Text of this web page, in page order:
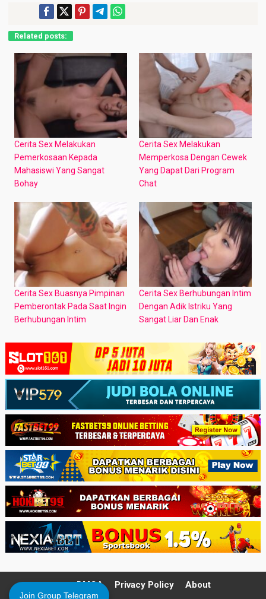
Related posts:
Cerita Sex Melakukan
Pemerkosaan Kepada
Mahasiswi Yang Sangat
Bohay
Cerita Sex Melakukan
Memperkosa Dengan Cewek
Yang Dapat Dari Program
Chat
Cerita Sex Buasnya Pimpinan
Pemberontak Pada Saat Ingin
Berhubungan Intim
Cerita Sex Berhubungan Intim
Dengan Adik Istriku Yang
Sangat Liar Dan Enak
DMCA Privacy Policy About
Join Group Telegram